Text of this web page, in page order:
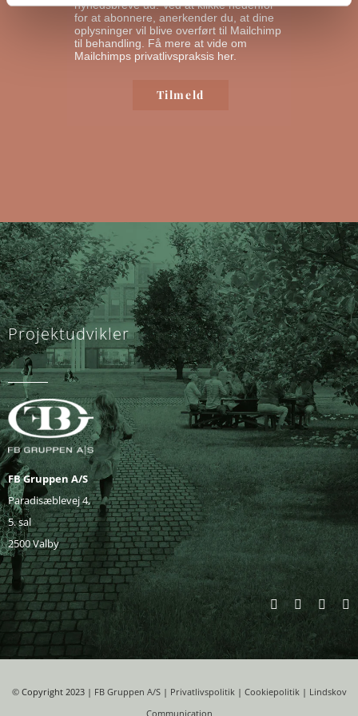
nyhedsbreve ud. Ved at klikke nedenfor
for at abonnere, anerkender du, at dine
oplysninger vil blive overført til Mailchimp
til behandling. Få mere at vide om
Mailchimps privatlivspraksis her.
Projektudvikler
FB Gruppen A/S
Paradisæblevej 4,
5. sal
2500 Valby
©Copyright 2023 | FB Gruppen A/S| Privatlivspolitik| Cookiepolitik| Lindskov